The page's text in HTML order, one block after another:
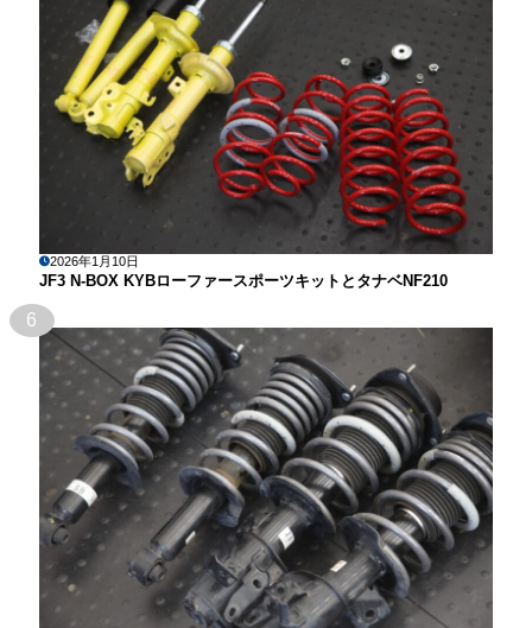
2026年1月10日
JF3 N-BOX KYBローファースポーツキットとタナベNF210
6